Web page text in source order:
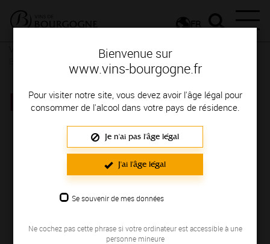
Bienvenue sur
www.vins-bourgogne.fr
Pour visiter notre site, vous devez avoir l'âge légal pour
consommer de l'alcool dans votre pays de résidence.
Je n'ai pas l'âge légal
J'ai l'âge légal
Se souvenir de mes données
Ne cochez pas cette phrase si votre ordinateur est accessible à une
personne mineure
FR
La Bourgogne et ses Appellations
Bourgogne, une localisation privilégiée
MÂCON-AZÉ